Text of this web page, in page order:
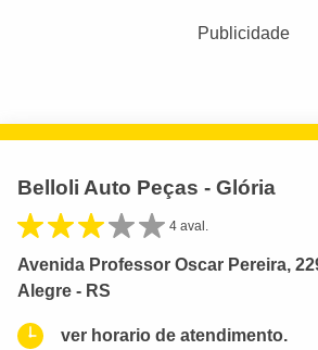
Publicidade
Belloli Auto Peças - Glória
4 aval.
Avenida Professor Oscar Pereira,
Alegre - RS
ver horario de atendimento.